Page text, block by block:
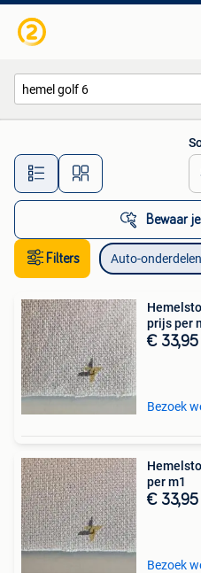
Alle
Bewaar
Filters Auto-onderdelen
prijs per
€ 33,95
Bezoek
per m1
€ 33,95
Bezoek